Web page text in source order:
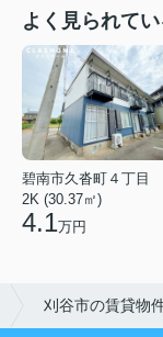
よく見られて
碧南市久沓町４丁目
2K (30.37㎡)
4.1万円
刈谷市の賃貸物